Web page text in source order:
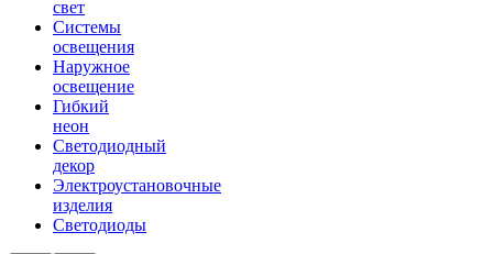
свет
Системы
освещения
Наружное
освещение
Гибкий
неон
Светодиодный
декор
Электроустановочные
изделия
Светодиоды